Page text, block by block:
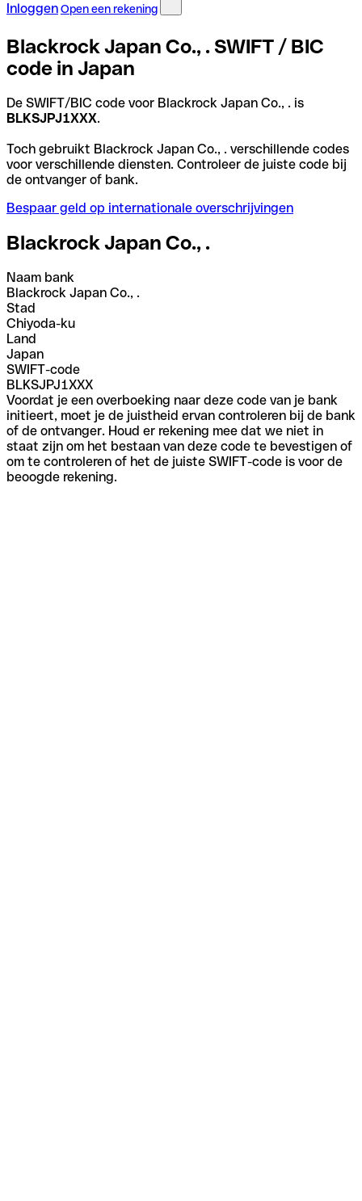
InloggenOpen een rekening
Blackrock Japan Co., . SWIFT / BIC
code in Japan
De SWIFT/BIC code voor Blackrock Japan Co., . is
BLKSJPJ1XXX.
Toch gebruikt Blackrock Japan Co., . verschillende codes
voor verschillende diensten. Controleer de juiste code bij
de ontvanger of bank.
Bespaar geld op internationale overschrijvingen
Blackrock Japan Co., .
Naam bank
Blackrock Japan Co., .
Stad
Chiyoda-ku
Land
Japan
SWIFT-code
BLKSJPJ1XXX
Voordat je een overboeking naar deze code van je bank
initieert, moet je de juistheid ervan controleren bij de bank
of de ontvanger. Houd er rekening mee dat we niet in
staat zijn om het bestaan van deze code te bevestigen of
om te controleren of het de juiste SWIFT-code is voor de
beoogde rekening.